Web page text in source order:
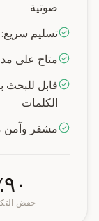
صوتية
تسليم سريع:
متاح على
قابل للبحث
الكلمات
مشفر وآمن
٩٠٪
خفض